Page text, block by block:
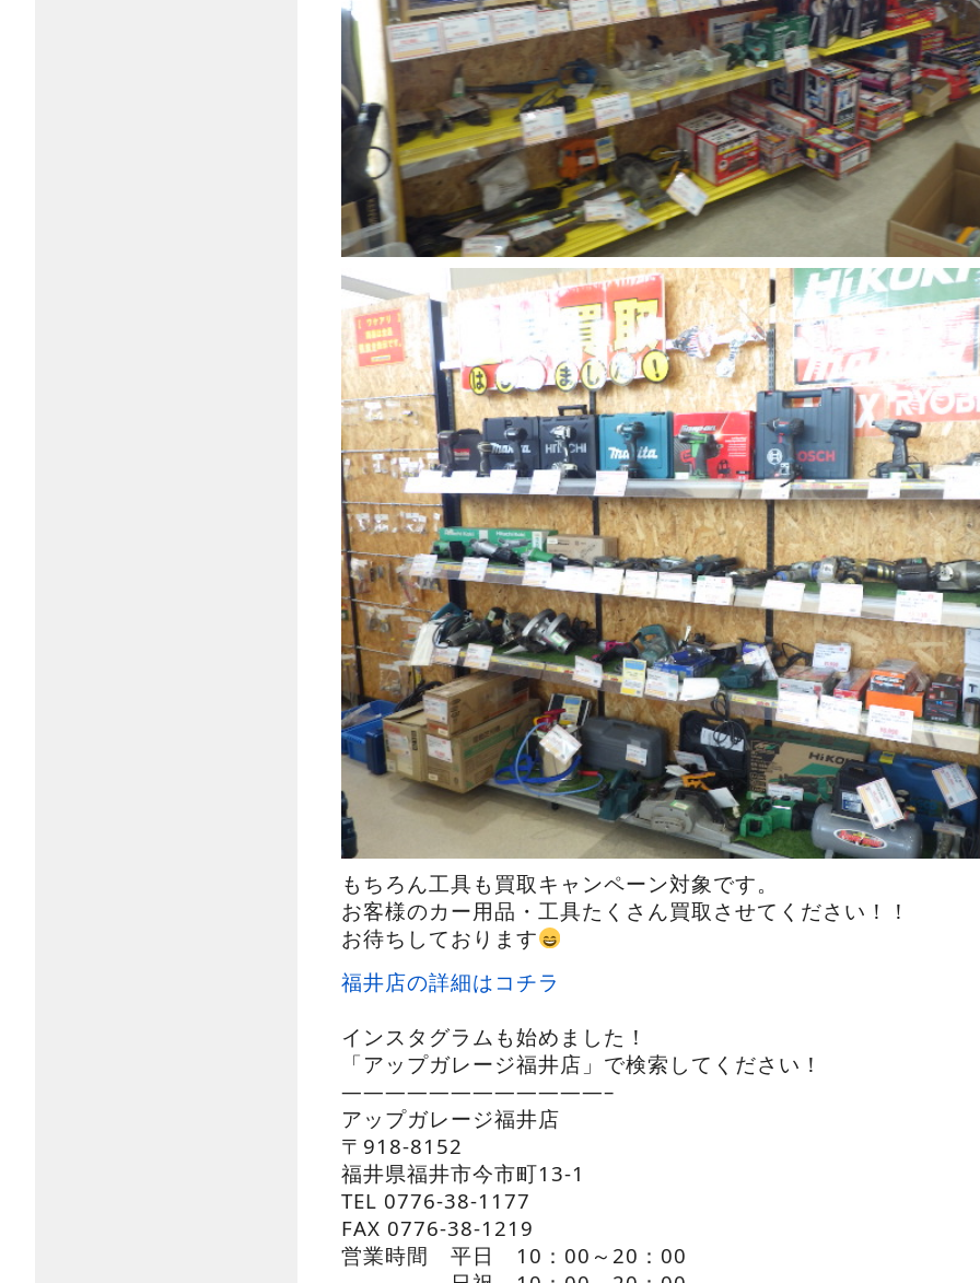
もちろん工具も買取キャンペーン対象です。
お客様のカー用品・工具たくさん買取させてください！！
お待ちしております
福井店の詳細はコチラ
インスタグラムも始めました！
「アップガレージ福井店」で検索してください！
————————————–
アップガレージ福井店
〒918-8152
福井県福井市今市町13-1
TEL 0776-38-1177
FAX 0776-38-1219
営業時間 平日 10：00～20：00